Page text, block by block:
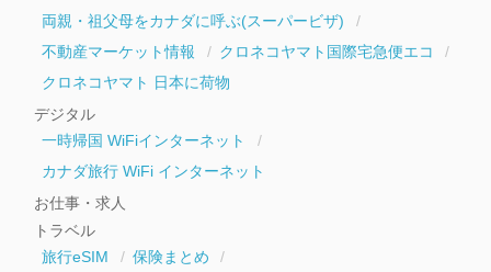
両親・祖父母をカナダに呼ぶ(スーパービザ)
不動産マーケット情報
クロネコヤマト国際宅急便エコ
クロネコヤマト 日本に荷物
デジタル
一時帰国 WiFiインターネット
カナダ旅行 WiFi インターネット
お仕事・求人
トラベル
旅行eSIM
保険まとめ